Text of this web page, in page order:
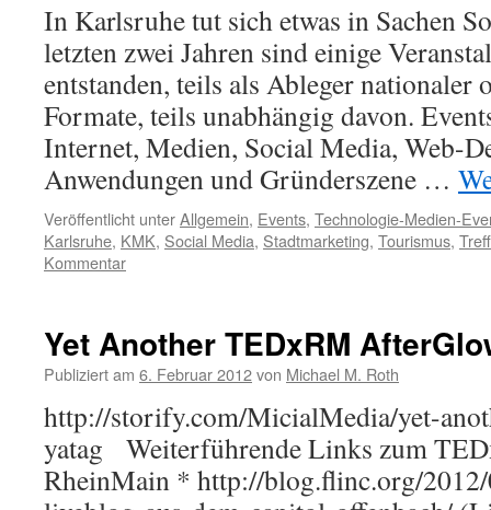
In Karlsruhe tut sich etwas in Sachen
letzten zwei Jahren sind einige
entstanden, teils als Ableger nationaler
Formate, teils unabhängig davon.
Internet, Medien, Social Media, Web-
Anwendungen und Gründerszene …
Veröffentlicht unterAllgemein, Events, Technologie-Medien-
Karlsruhe, KMK, Social Media, Stadtmarketing, Tourismus,
Kommentar
Yet Another TEDxRM
Publiziert am 6. Februar 2012von Michael M. Roth
http://storify.com/MicialMedia/yet-
yatag Weiterführende Links zum
RheinMain * http://blog.flinc.org/